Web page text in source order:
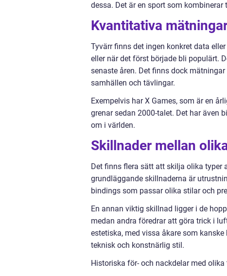
dessa. Det är en sport som kombinerar
Kvantitativa
Tyvärr finns det ingen konkret data
eller när det först började bli populärt.
senaste åren. Det finns dock
samhällen och tävlingar.
Exempelvis har X Games, som är en
grenar sedan 2000-talet. Det har även
om i världen.
Skillnader mellan
Det finns flera sätt att skilja olika typer
grundläggande skillnaderna är
bindings som passar olika stilar och
En annan viktig skillnad ligger i de
medan andra föredrar att göra trick i
estetiska, med vissa åkare som
teknisk och konstnärlig stil.
Historiska för- och nackdelar med